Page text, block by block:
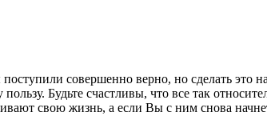
совершенно верно, но сделать это
Будьте счастливы, что все так
свою жизнь, а если Вы с ним снова